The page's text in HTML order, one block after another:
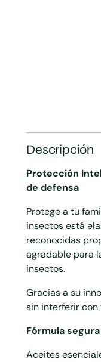
Descripción
Protección
de defensa
Protege a tu
insectos está
reconocidas
agradable para
insectos.
Gracias a su
sin interferir con
Fórmula
Aceites